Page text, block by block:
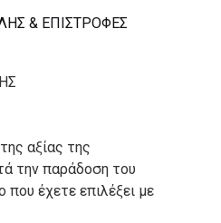
& ΕΠΙΣΤΡΟΦΈΣ
αξίας της
την παράδοση του
έχετε επιλέξει με